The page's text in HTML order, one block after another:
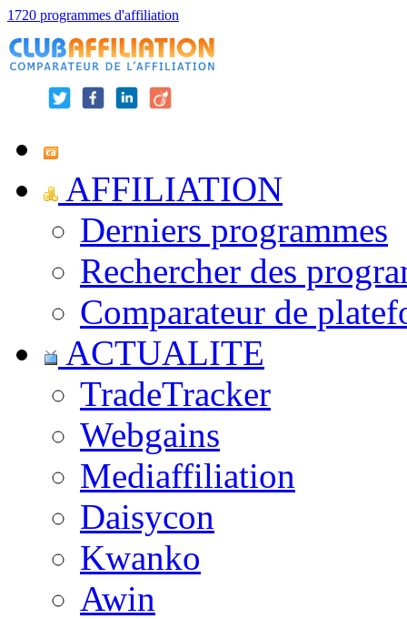
1720 programmes d'affiliation
AFFILIATION
Derniers programmes
Rechercher des
Comparateur de
ACTUALITE
TradeTracker
Webgains
Mediaffiliation
Daisycon
Kwanko
Awin